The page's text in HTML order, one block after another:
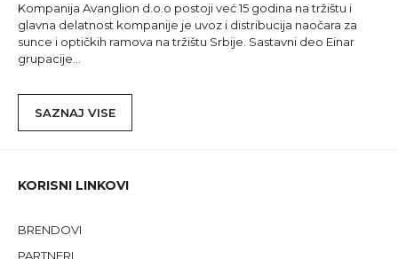
Kompanija Avanglion d.o.o postoji već 15 godina na tržištu i
glavna delatnost kompanije je uvoz i distribucija naočara za
sunce i optičkih ramova na tržištu Srbije. Sastavni deo Einar
grupacije...
SAZNAJ VISE
KORISNI LINKOVI
BRENDOVI
PARTNERI